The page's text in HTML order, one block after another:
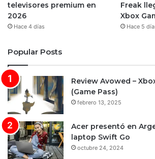
televisores premium en
2026
Hace 4 días
Freak
Xbox
Hace 5
Popular Posts
Review Avowed –
(Game Pass)
febrero 13, 2025
Acer presentó en
laptop Swift Go
octubre 24, 2024